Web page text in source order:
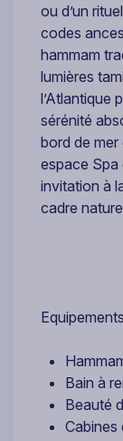
ou d’un
codes
hammam
lumières
l’Atlantique
sérénité
bord de mer
espace Spa
invitation à
cadre
Bain à
Beauté
Cabines